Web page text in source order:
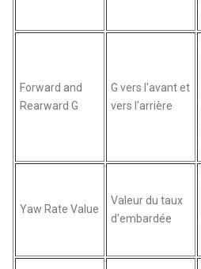
Forward and
Rearward G
G vers l'avant et
vers l'arrière
Yaw Rate Value
Valeur du taux
d'embardée